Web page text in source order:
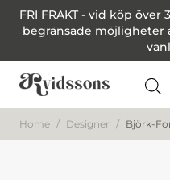
FRI FRAKT - vid köp över
begränsade möjligheter
Home / Designer / Björk-